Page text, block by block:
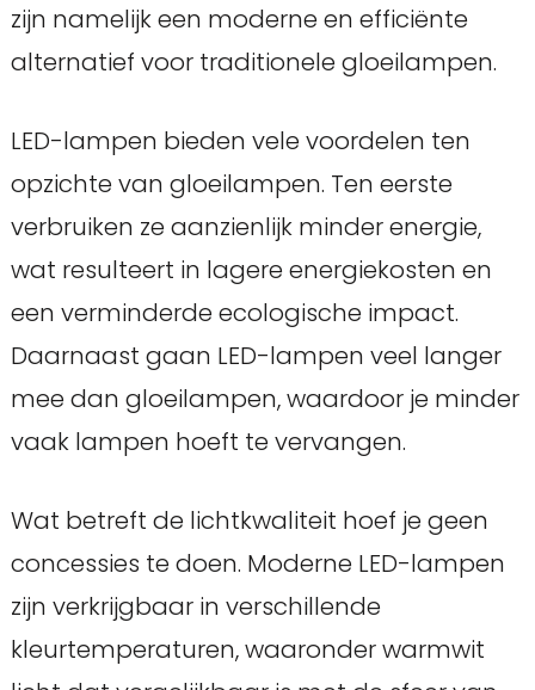
zijn namelijk een moderne en efficiënte
alternatief voor traditionele gloeilampen.
LED-lampen bieden vele voordelen ten
opzichte van gloeilampen. Ten eerste
verbruiken ze aanzienlijk minder energie,
wat resulteert in lagere energiekosten en
een verminderde ecologische impact.
Daarnaast gaan LED-lampen veel langer
mee dan gloeilampen, waardoor je minder
vaak lampen hoeft te vervangen.
Wat betreft de lichtkwaliteit hoef je geen
concessies te doen. Moderne LED-lampen
zijn verkrijgbaar in verschillende
kleurtemperaturen, waaronder warmwit